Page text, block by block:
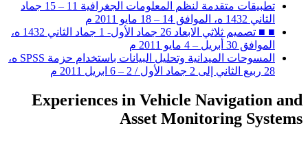
تطبيقات متقدمة لنظم المعلومات الجغرافية 11 – 15 جماد
الثاني 1432 ه، الموافق 14 – 18 مايو 2011 م
■ ■ تصميم ثلاثي الابعاد 26 جماد الأول- 1 جماد الثاني 1432 ه،
الموافق 30 أبريل – 4 مايو 2011 م
المسوحات الميدانية وتحليل البيانات باستخدام حزمة SPSS ه،
28 ربيع الثاني إلى 2 جماد الأول / 2 – 6 ابريل 2011 م
Experiences in Vehicle Navigation and
Asset Monitoring Systems